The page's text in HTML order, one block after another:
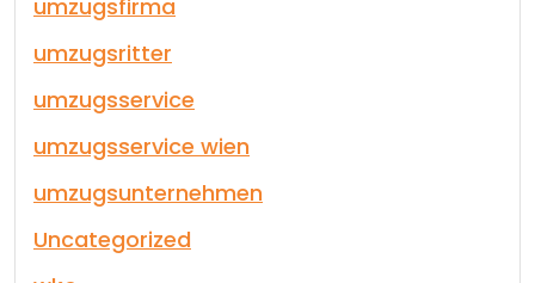
umzugsfirma
umzugsritter
umzugsservice
umzugsservice wien
umzugsunternehmen
Uncategorized